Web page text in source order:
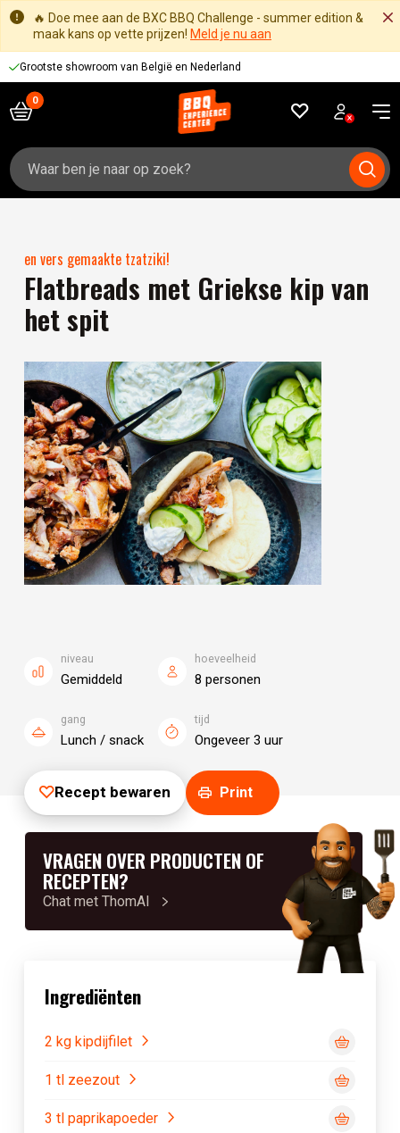
🔥 Doe mee aan de BXC BBQ Challenge - summer edition &
maak kans op vette prijzen! Meld je nu aan
Grootste showroom van België en Nederland
Zoeken
naar:
en vers gemaakte tzatziki!
Flatbreads met Griekse kip van
het spit
niveau
Gemiddeld
hoeveelheid
8 personen
gang
Lunch / snack
tijd
Ongeveer 3 uur
Recept bewaren Print
VRAGEN OVER PRODUCTEN OF
RECEPTEN?
Chat met ThomAI
Ingrediënten
2 kg kipdijfilet
1 tl zeezout
3 tl paprikapoeder